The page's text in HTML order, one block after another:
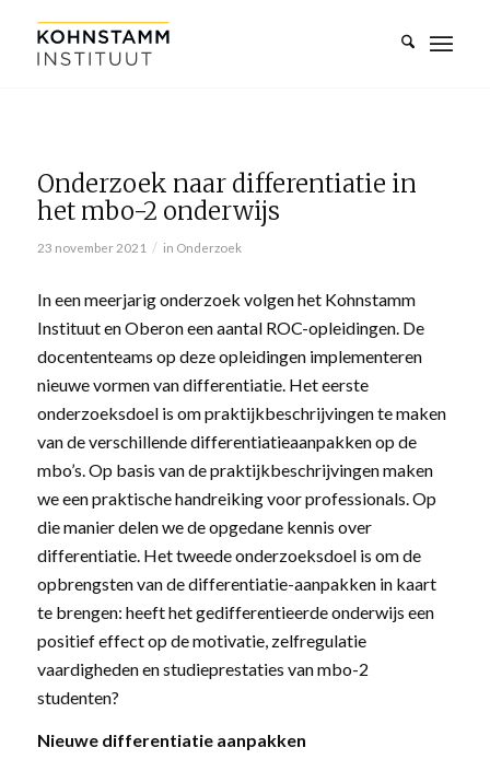
Onderzoek naar differentiatie in
het mbo-2 onderwijs
23 november 2021 / in Onderzoek
In een meerjarig onderzoek volgen het Kohnstamm
Instituut en Oberon een aantal ROC-opleidingen. De
docententeams op deze opleidingen implementeren
nieuwe vormen van differentiatie. Het eerste
onderzoeksdoel is om praktijkbeschrijvingen te maken
van de verschillende differentiatieaanpakken op de
mbo’s. Op basis van de praktijkbeschrijvingen maken
we een praktische handreiking voor professionals. Op
die manier delen we de opgedane kennis over
differentiatie. Het tweede onderzoeksdoel is om de
opbrengsten van de differentiatie-aanpakken in kaart
te brengen: heeft het gedifferentieerde onderwijs een
positief effect op de motivatie, zelfregulatie
vaardigheden en studieprestaties van mbo-2
studenten?
Nieuwe differentiatie aanpakken